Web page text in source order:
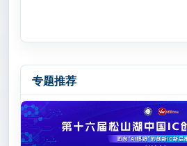
专题推荐